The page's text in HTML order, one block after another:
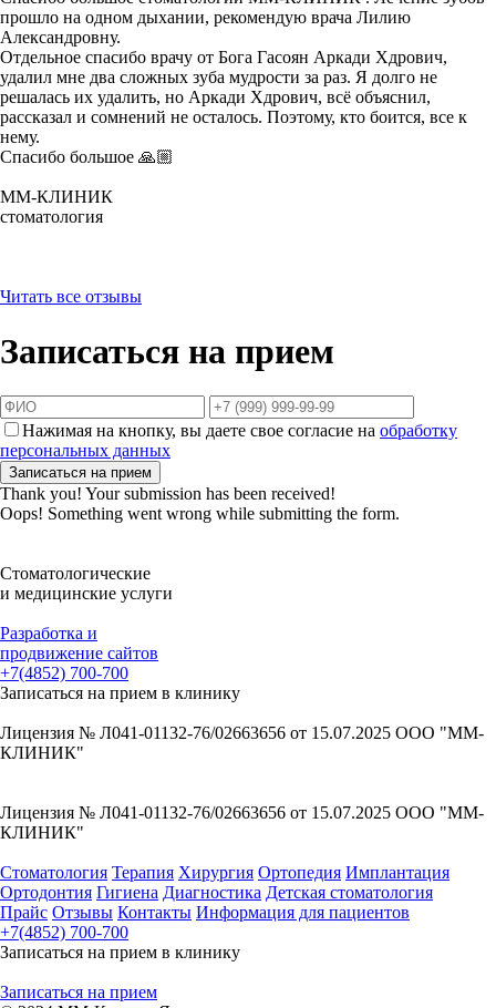
прошло на одном дыхании, рекомендую врача Лилию
Александровну.
Отдельное спасибо врачу от Бога Гасоян Аркади Хдрович,
удалил мне два сложных зуба мудрости за раз. Я долго не
решалась их удалить, но Аркади Хдрович, всё объяснил,
рассказал и сомнений не осталось. Поэтому, кто боится, все к
нему.
Спасибо большое 🙏🏼
ММ-КЛИНИК
стоматология
Читать все отзывы
Записаться на прием
Нажимая на кнопку, вы даете свое согласие на обработку
персональных данных
Thank you! Your submission has been received!
Oops! Something went wrong while submitting the form.
Стоматологические
и медицинские услуги
Разработка и
продвижение сайтов
+7(4852) 700-700
Записаться на прием в клинику
Лицензия № Л041-01132-76/02663656 от 15.07.2025 ООО "ММ-
КЛИНИК"
Лицензия № Л041-01132-76/02663656 от 15.07.2025 ООО "ММ-
КЛИНИК"
Стоматология Терапия Хирургия Ортопедия Имплантация
Ортодонтия Гигиена Диагностика Детская стоматология
Прайc Отзывы Контакты Информация для пациентов
+7(4852) 700-700
Записаться на прием в клинику
Записаться на прием